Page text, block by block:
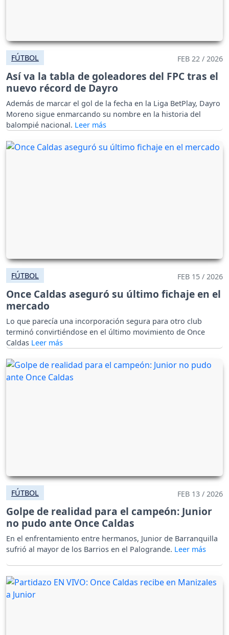
FÚTBOL FEB 22 / 2026
Así va la tabla de goleadores del FPC tras el
nuevo récord de Dayro
Además de marcar el gol de la fecha en la Liga BetPlay, Dayro
Moreno sigue enmarcando su nombre en la historia del
balompié nacional.
FÚTBOL FEB 15 / 2026
Once Caldas aseguró su último fichaje en el
mercado
Lo que parecía una incorporación segura para otro club
terminó convirtiéndose en el último movimiento de Once
Caldas
FÚTBOL FEB 13 / 2026
Golpe de realidad para el campeón: Junior
no pudo ante Once Caldas
En el enfrentamiento entre hermanos, Junior de Barranquilla
sufrió al mayor de los Barrios en el Palogrande.